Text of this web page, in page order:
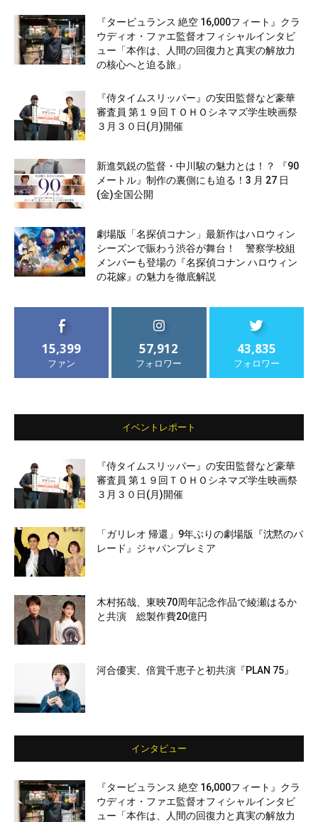
『タービュランス 絶空 16,000フィート』クラ
ウディオ・ファエ監督オフィシャルインタビ
ュー「本作は、人間の回復力と真実の解放力
の核心へと迫る旅」
『侍タイムスリッパー』の安田監督など豪華
審査員 第１９回ＴＯＨＯシネマズ学生映画祭
３月３０日(月)開催
新進気鋭の監督・中川駿の魅力とは！？ 『90
メートル』制作の裏側にも迫る！3 月 27 日
(金)全国公開
劇場版「名探偵コナン」最新作はハロウィン
シーズンで賑わう渋谷が舞台！ 警察学校組
メンバーも登場の『名探偵コナン ハロウィン
の花嫁』の魅力を徹底解説
15,399
ファン
57,912
フォロワー
43,835
フォロワー
イベントレポート
『侍タイムスリッパー』の安田監督など豪華
審査員 第１９回ＴＯＨＯシネマズ学生映画祭
３月３０日(月)開催
「ガリレオ 帰還」9年ぶりの劇場版『沈黙のパ
レード』ジャパンプレミア
木村拓哉、東映70周年記念作品で綾瀬はるか
と共演 総製作費20億円
河合優実、倍賞千恵子と初共演『PLAN 75』
インタビュー
『タービュランス 絶空 16,000フィート』クラ
ウディオ・ファエ監督オフィシャルインタビ
ュー「本作は、人間の回復力と真実の解放力